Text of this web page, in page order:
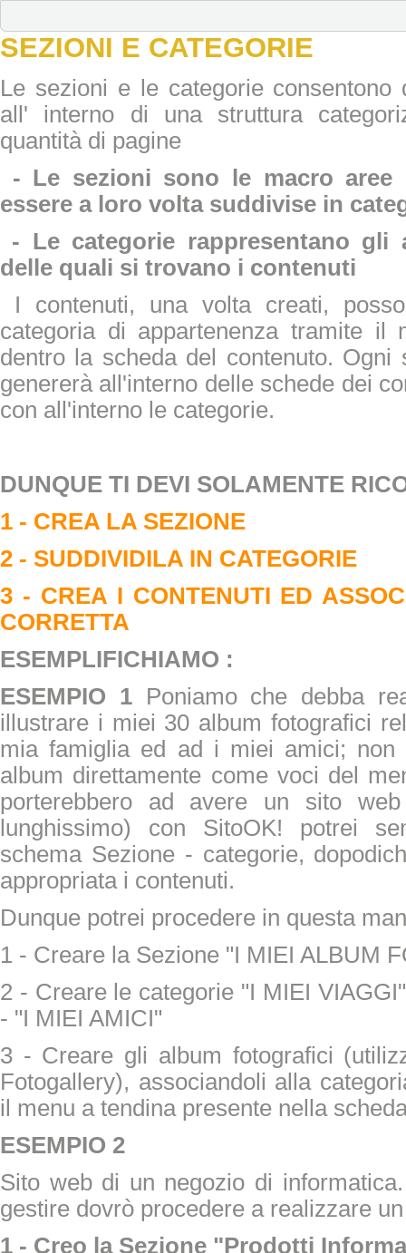
SEZIONI E CATEGORIE
Le sezioni e le categorie consentono
all' interno di una struttura
quantità di pagine
- Le sezioni sono le macro
essere a loro volta suddivise in
- Le categorie rappresentano gli
delle quali si trovano i contenuti
I contenuti, una volta creati,
categoria di appartenenza tramite il
dentro la scheda del contenuto. Ogni
genererà all'interno delle schede dei
con all'interno le categorie.
DUNQUE TI DEVI SOLAMENTE
1 - CREA LA SEZIONE
2 - SUDDIVIDILA IN CATEGORIE
3 - CREA I CONTENUTI ED
CORRETTA
ESEMPLIFICHIAMO :
ESEMPIO 1
Poniamo che debba
illustrare i miei 30 album fotografici
mia famiglia ed ad i miei amici; non
album direttamente come voci del
porterebbero ad avere un sito
lunghissimo) con SitoOK! potrei
schema Sezione - categorie,
appropriata i contenuti.
Dunque potrei procedere in questa
1 - Creare la Sezione "I MIEI ALBUM
2 - Creare le categorie "I MIEI
- "I MIEI AMICI"
3 - Creare gli album fotografici
Fotogallery), associandoli alla
il menu a tendina presente nella
ESEMPIO 2
Sito web di un negozio di
gestire dovrò procedere a realizzare
1 - Creo la Sezione "Prodotti